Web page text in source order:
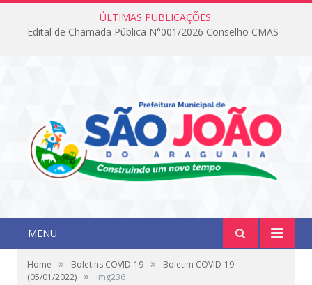
ÚLTIMAS PUBLICAÇÕES:
Edital de Chamada Pública N°001/2026 Conselho CMAS
MENU
Home » Boletins COVID-19 »
Boletim COVID-19
(05/01/2022) » img236